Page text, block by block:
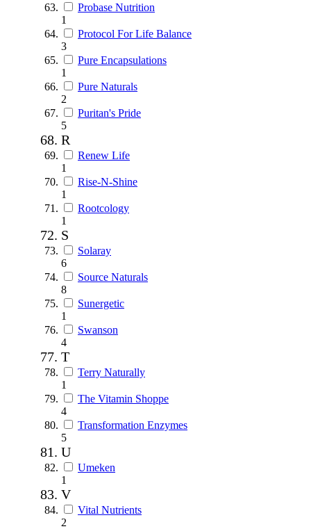
Probase Nutrition
1
Protocol For Life Balance
3
Pure Encapsulations
1
Pure Naturals
2
Puritan's Pride
5
R
Renew Life
1
Rise-N-Shine
1
Rootcology
1
S
Solaray
6
Source Naturals
8
Sunergetic
1
Swanson
4
T
Terry Naturally
1
The Vitamin Shoppe
4
Transformation Enzymes
5
U
Umeken
1
V
Vital Nutrients
2